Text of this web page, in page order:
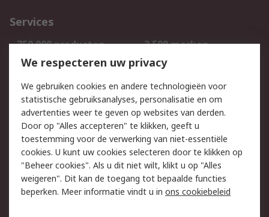
Services
750.000 producten
2.500 merken
Bestellen
Inkoopoplossingen
Track & Trace
Wettelijk
Cookiebeleid
Email veiligheid
Privacybeleid
Websitevoorwaarden
Algemene
verkoopvoorwaarden
We respecteren uw privacy
We gebruiken cookies en andere technologieën voor
statistische gebruiksanalyses, personalisatie en om
advertenties weer te geven op websites van derden.
Door op "Alles accepteren" te klikken, geeft u
toestemming voor de verwerking van niet-essentiële
cookies. U kunt uw cookies selecteren door te klikken op
"Beheer cookies". Als u dit niet wilt, klikt u op "Alles
weigeren". Dit kan de toegang tot bepaalde functies
beperken. Meer informatie vindt u in ons cookiebeleid